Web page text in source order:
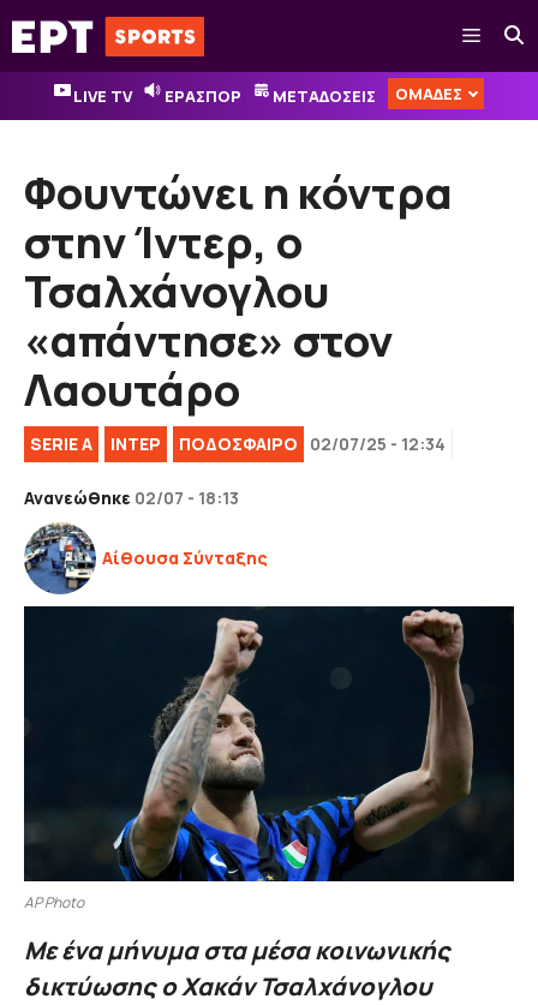
Μετάβαση
σε
περιεχόμενο
Μενού
LIVE TV ΕΡΑΣΠΟΡ ΜΕΤΑΔΟΣΕΙΣ ΟΜΑΔΕΣ
Φουντώνει η κόντρα
στην Ίντερ, ο
Τσαλχάνογλου
«απάντησε» στον
Λαουτάρο
SERIE A ΙΝΤΕΡ ΠΟΔΟΣΦΑΙΡΟ 02/07/25 - 12:34
Ανανεώθηκε 02/07 - 18:13
Αίθουσα Σύνταξης
AP Photo
Με ένα μήνυμα στα μέσα κοινωνικής
δικτύωσης ο Χακάν Τσαλχάνογλου